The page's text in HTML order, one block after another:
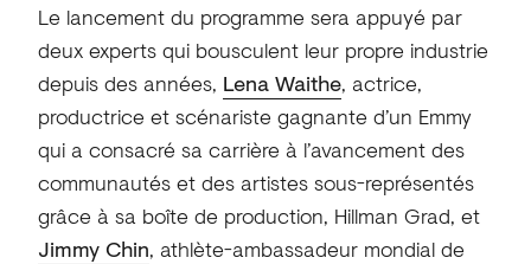
Le lancement du programme sera appuyé par
deux experts qui bousculent leur propre industrie
depuis des années, Lena Waithe, actrice,
productrice et scénariste gagnante d’un Emmy
qui a consacré sa carrière à l’avancement des
communautés et des artistes sous-représentés
grâce à sa boîte de production, Hillman Grad, et
Jimmy Chin, athlète-ambassadeur mondial de